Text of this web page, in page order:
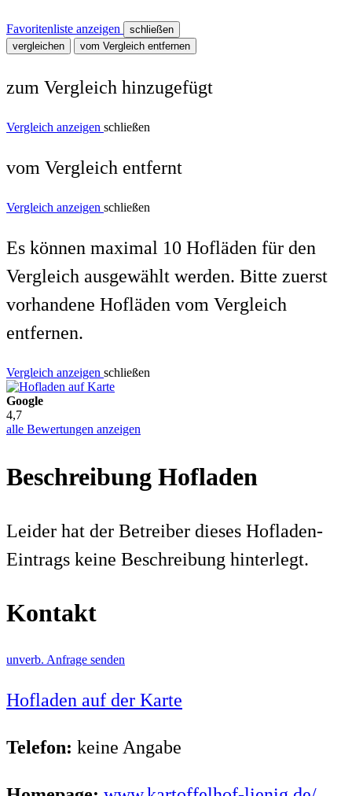
Favoritenliste anzeigen
schließen
vergleichen
vom Vergleich entfernen
zum Vergleich hinzugefügt
Vergleich anzeigen schließen
vom Vergleich entfernt
Vergleich anzeigen schließen
Es können maximal 10 Hofläden für den
Vergleich ausgewählt werden. Bitte zuerst
vorhandene Hofläden vom Vergleich
entfernen.
Vergleich anzeigen schließen
Google
4,7
alle Bewertungen anzeigen
Beschreibung Hofladen
Leider hat der Betreiber dieses Hofladen-
Eintrags keine Beschreibung hinterlegt.
Kontakt
unverb. Anfrage senden
Hofladen auf der Karte
Telefon: keine Angabe